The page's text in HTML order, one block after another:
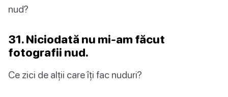
nud?
31. Niciodată nu mi-am făcut
fotografii nud.
Ce zici de alții care îți fac nuduri?